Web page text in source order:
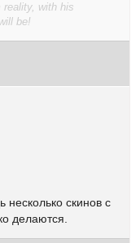
reality, with his
be!
скинов с
делаются.